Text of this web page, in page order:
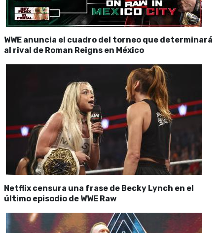
WWE anuncia el cuadro del torneo que determinará
al rival de Roman Reigns en México
Netflix censura una frase de Becky Lynch en el
último episodio de WWE Raw